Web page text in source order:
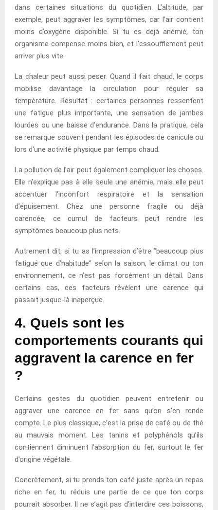
dans certaines situations du quotidien. L’altitude, par
exemple, peut aggraver les symptômes, car l’air contient
moins d’oxygène disponible. Si tu es déjà anémié, ton
organisme compense moins bien, et l’essoufflement peut
arriver plus vite.
La chaleur peut aussi peser. Quand il fait chaud, le corps
mobilise davantage la circulation pour réguler sa
température. Résultat : certaines personnes ressentent
une fatigue plus importante, une sensation de jambes
lourdes ou une baisse d’endurance. Dans la pratique, cela
se remarque souvent pendant les épisodes de canicule ou
lors d’une activité physique par temps chaud.
La pollution de l’air peut également compliquer les choses.
Elle n’explique pas à elle seule une anémie, mais elle peut
accentuer l’inconfort respiratoire et la sensation
d’épuisement. Chez une personne fragile ou déjà
carencée, ce cumul de facteurs peut rendre les
symptômes beaucoup plus nets.
Autrement dit, si tu as l’impression d’être “beaucoup plus
fatigué que d’habitude” selon la saison, le climat ou ton
environnement, ce n’est pas forcément un détail. Dans
certains cas, ces facteurs révèlent une carence qui
passait jusque-là inaperçue.
4. Quels sont les
comportements courants qui
aggravent la carence en fer
?
Certains gestes du quotidien peuvent entretenir ou
aggraver une carence en fer sans qu’on s’en rende
compte. Le plus classique, c’est la prise de café ou de thé
au mauvais moment. Les tanins et polyphénols qu’ils
contiennent diminuent l’absorption du fer, surtout le fer
d’origine végétale.
Concrètement, si tu prends ton café juste après un repas
riche en fer, tu réduis une partie de ce que ton corps
pourrait absorber. Il ne s’agit pas d’interdire ces boissons,